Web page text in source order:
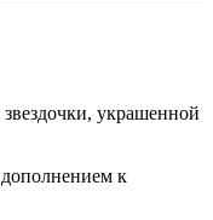
украшенной
к